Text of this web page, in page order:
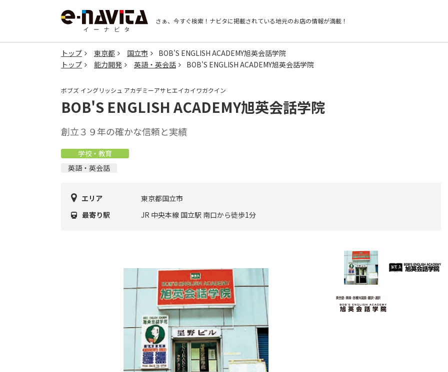
さぁ、今すぐ検索！ ナビタに掲載されている地元のお店の情報が満載！
トップ 東京都 国立市
BOB'S ENGLISH ACADEMY旭英会話学院
トップ
能力開発 英語・英会話 BOB'S ENGLISH ACADEMY旭英会話学院
ボブズ イングリッシュ アカデミーアサヒエイカイワガクイン
BOB'S ENGLISH ACADEMY旭英会話学院
創立３９年の確かな信頼と実績
学校・教育
英語・英会話
エリア
東京都国立市
最寄り駅
JR 中央本線 国立駅 南口から徒歩1分